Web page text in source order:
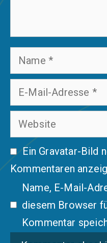
Name
E-
Mail-
Adresse
Website
Ein Gravatar-Bild
Kommentaren
Name, E-Mail-
diesem Browser
Kommentar